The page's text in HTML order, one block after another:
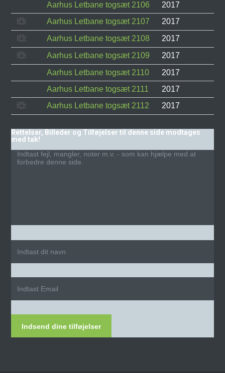
Aarhus Letbane togsæt 2106
2017
Aarhus Letbane togsæt 2107
2017
Aarhus Letbane togsæt 2108
2017
Aarhus Letbane togsæt 2109
2017
Aarhus Letbane togsæt 2110
2017
Aarhus Letbane togsæt 2111
2017
Aarhus Letbane togsæt 2112
2017
Rettelser, Billeder og Tilføjelser til denne side modtages
med tak!
Indsend dine tilføjelser